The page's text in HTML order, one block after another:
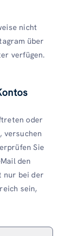
nicht
über
verfügen.
oder
versuchen
Sie
den
nur bei der
sein,